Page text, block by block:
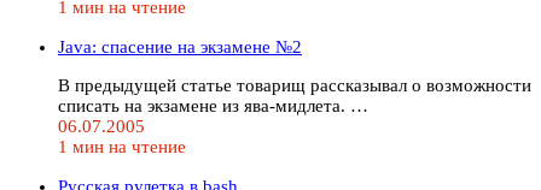
1 мин на чтение
Java: спасение на экзамене №2
В предыдущей статье товарищ рассказывал о возможности
списать на экзамене из ява-мидлета. …
06.07.2005
1 мин на чтение
Русская рулетка в bash